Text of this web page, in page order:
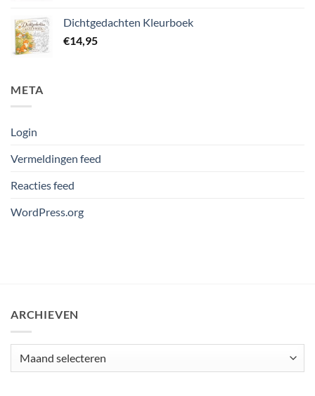
Dichtgedachten Kleurboek
€14,95
META
Login
Vermeldingen feed
Reacties feed
WordPress.org
ARCHIEVEN